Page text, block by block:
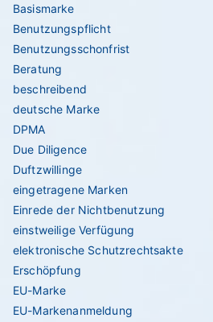
Basismarke
Benutzungspflicht
Benutzungsschonfrist
Beratung
beschreibend
deutsche Marke
DPMA
Due Diligence
Duftzwillinge
eingetragene Marken
Einrede der Nichtbenutzung
einstweilige Verfügung
elektronische Schutzrechtsakte
Erschöpfung
EU-Marke
EU-Markenanmeldung